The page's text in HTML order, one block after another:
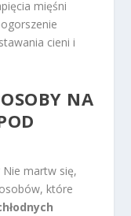
mięśni
cieni i
NA
martw się,
które